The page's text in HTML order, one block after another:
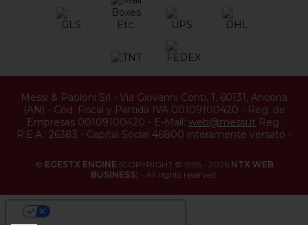
Messi & Paoloni Srl - Via Giovanni Conti, 1, 60131, Ancona
(AN) - Cód. Fiscal y Partida IVA 00109100420 - Reg. de
Empresas 00109100420 - E-Mail: web@messi.it Reg.
R.E.A.: 26383 - Capital Social 46800 interamente versato -
© EGESTX ENGINE (COPYRIGHT © 1995 - 2026 NTX WEB
BUSINESS) - All rights reserved.